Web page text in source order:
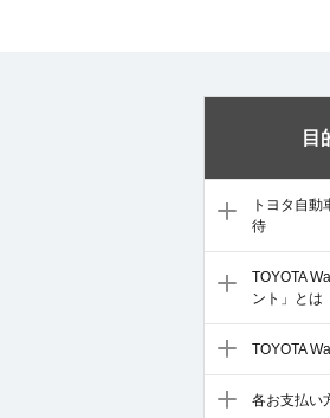
目
トヨタ自
待
TOYOTA
ント」とは
TOYOTA
各お支払い